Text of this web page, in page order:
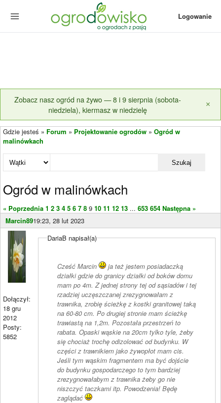
Logowanie
Zobacz nasz ogród na żywo — 8 i 9 sierpnia (sobota-
niedziela), kiermasz w niedzielę
×
Gdzie jesteś » Forum » Projektowanie ogrodów » Ogród w
malinówkach
Szukaj
Ogród w malinówkach
« Poprzednia 1 2 3 4 5 6 7 8 9 10 11 12 13 ... 653 654 Następna »
Marcin8919:23, 28 lut 2023
Dołączył:
18 gru
2012
Posty:
5852
DariaB napisał(a)
Cześć Marcin
ja też jestem posiadaczką
działki gdzie do granicy działki od boków domu
mam po 4m. Z jednej strony tej od sąsiadów i tej
rzadziej uczęszczanej zrezygnowałam z
trawnika, zrobię ścieżkę z kostki granitowej taką
na 60-80 cm. Po drugiej stronie mam ścieżkę
trawiastą na 1,2m. Pozostała przestrzeń to
rabata. Opaski wąskie na 20cm tylko tyle, żeby
się chociaż trochę odizolować od budynku. W
części z trawnikiem jako żywopłot mam cis.
Jeśli tym wąskim fragmentem ma być dojście
do budynku gospodarczego to tym bardziej
zrezygnowałabym z trawnika żeby go nie
niszczyć taczkami itp. Powodzenia! Będę
zaglądać